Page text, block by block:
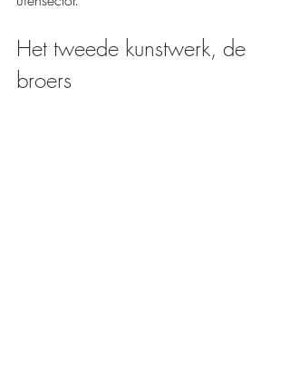
Het tweede kunstwerk, de
broers